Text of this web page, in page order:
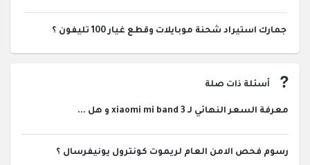
جمارك استيراد شحنة موبايلات وقطع غيار 100 تليفون ؟
أسئلة ذات صلة
معرفة السعر النهائي لـ xiaomi mi band 3 و هل ...
رسوم فحص الامن العام لريموت كونترول يونيفرسال ؟